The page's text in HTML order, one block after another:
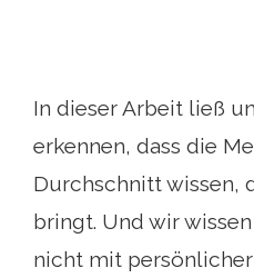
In dieser Arbeit ließ
erkennen, dass die
Durchschnitt wissen,
bringt. Und wir
nicht mit